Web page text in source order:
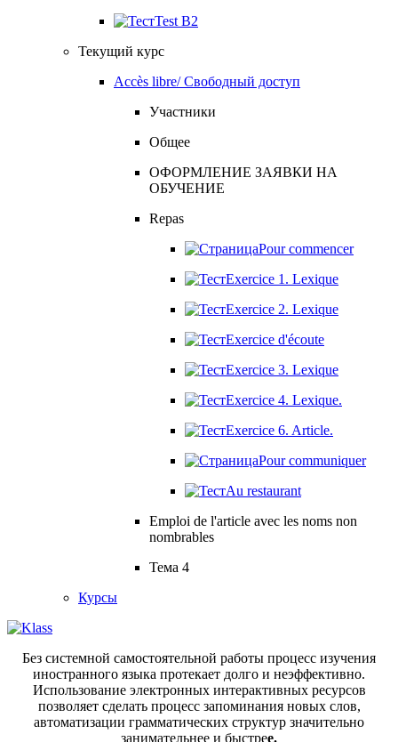
Test B2
Текущий курс
Accès libre/ Свободный доступ
Участники
Общее
ОФОРМЛЕНИЕ ЗАЯВКИ НА
ОБУЧЕНИЕ
Repas
Pour commencer
Exercice 1. Lexique
Exercice 2. Lexique
Exercice d'écoute
Exercice 3. Lexique
Exercice 4. Lexique.
Exercice 6. Article.
Pour communiquer
Au restaurant
Emploi de l'article avec les noms non
nombrables
Тема 4
Курсы
Без системной самостоятельной работы процесс изучения
иностранного языка протекает долго и неэффективно.
Использование электронных интерактивных ресурсов
позволяет сделать процесс запоминания новых слов,
автоматизации грамматических структур значительно
занимательнее и быстрее.